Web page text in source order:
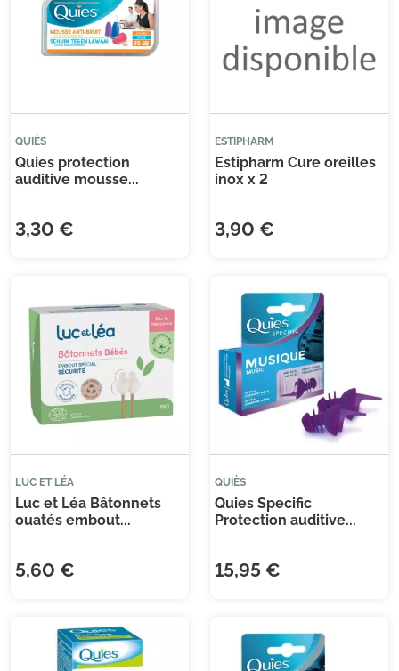
QUIÈS
Quies protection
auditive mousse...
3,30 €
ESTIPHARM
Estipharm Cure oreilles
inox x 2
3,90 €
LUC ET LÉA
Luc et Léa Bâtonnets
ouatés embout...
5,60 €
QUIÈS
Quies Specific
Protection auditive...
15,95 €